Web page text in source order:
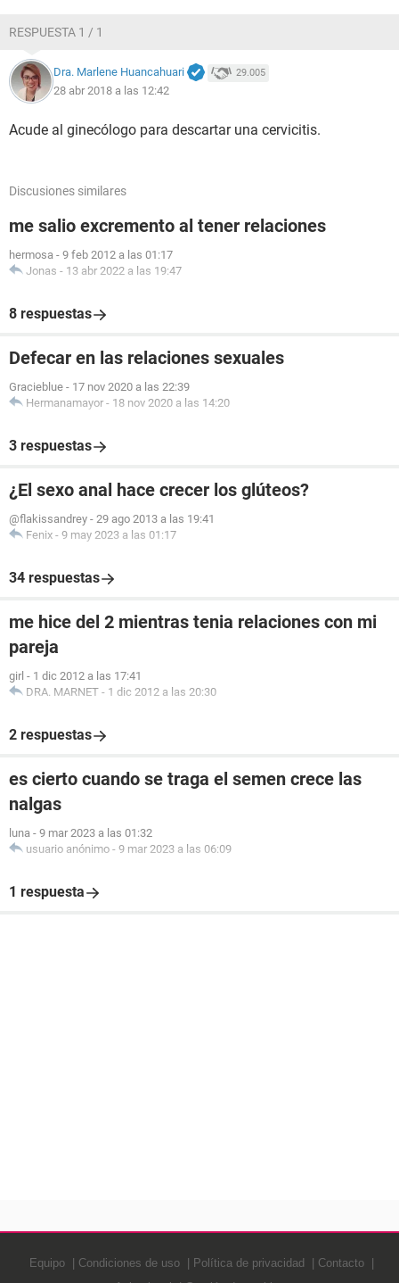
RESPUESTA 1 / 1
Dra. Marlene Huancahuari 29.005
28 abr 2018 a las 12:42
Acude al ginecólogo para descartar una cervicitis.
Discusiones similares
me salio excremento al tener relaciones
hermosa - 9 feb 2012 a las 01:17
Jonas - 13 abr 2022 a las 19:47
8 respuestas
Defecar en las relaciones sexuales
Gracieblue - 17 nov 2020 a las 22:39
Hermanamayor - 18 nov 2020 a las 14:20
3 respuestas
¿El sexo anal hace crecer los glúteos?
@flakissandrey - 29 ago 2013 a las 19:41
Fenix - 9 may 2023 a las 01:17
34 respuestas
me hice del 2 mientras tenia relaciones con mi
pareja
girl - 1 dic 2012 a las 17:41
DRA. MARNET - 1 dic 2012 a las 20:30
2 respuestas
es cierto cuando se traga el semen crece las
nalgas
luna - 9 mar 2023 a las 01:32
usuario anónimo - 9 mar 2023 a las 06:09
1 respuesta
Equipo Condiciones de uso Política de privacidad
Contacto